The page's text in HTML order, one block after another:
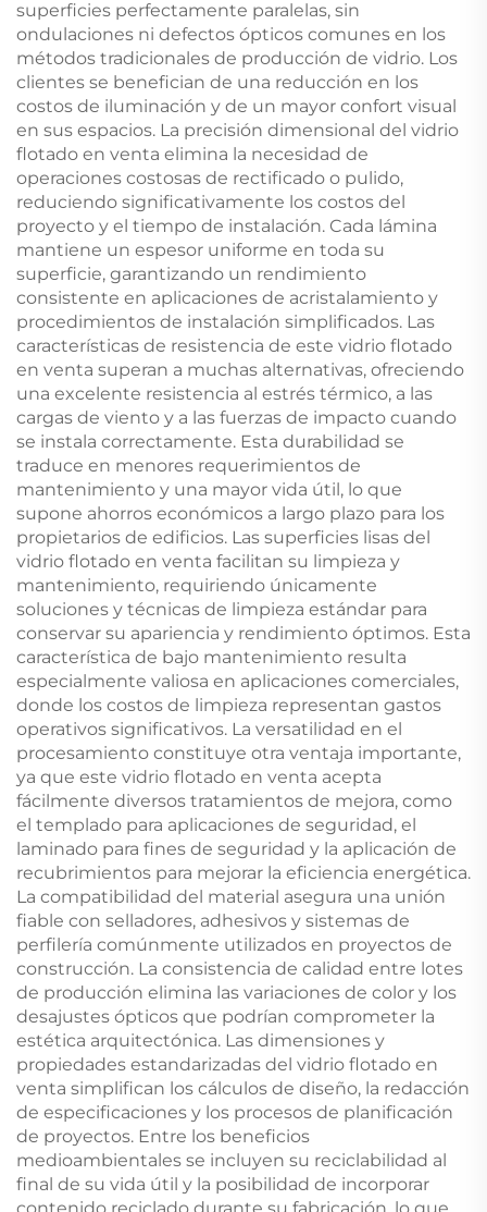
superficies perfectamente paralelas, sin
ondulaciones ni defectos ópticos comunes en los
métodos tradicionales de producción de vidrio. Los
clientes se benefician de una reducción en los
costos de iluminación y de un mayor confort visual
en sus espacios. La precisión dimensional del vidrio
flotado en venta elimina la necesidad de
operaciones costosas de rectificado o pulido,
reduciendo significativamente los costos del
proyecto y el tiempo de instalación. Cada lámina
mantiene un espesor uniforme en toda su
superficie, garantizando un rendimiento
consistente en aplicaciones de acristalamiento y
procedimientos de instalación simplificados. Las
características de resistencia de este vidrio flotado
en venta superan a muchas alternativas, ofreciendo
una excelente resistencia al estrés térmico, a las
cargas de viento y a las fuerzas de impacto cuando
se instala correctamente. Esta durabilidad se
traduce en menores requerimientos de
mantenimiento y una mayor vida útil, lo que
supone ahorros económicos a largo plazo para los
propietarios de edificios. Las superficies lisas del
vidrio flotado en venta facilitan su limpieza y
mantenimiento, requiriendo únicamente
soluciones y técnicas de limpieza estándar para
conservar su apariencia y rendimiento óptimos. Esta
característica de bajo mantenimiento resulta
especialmente valiosa en aplicaciones comerciales,
donde los costos de limpieza representan gastos
operativos significativos. La versatilidad en el
procesamiento constituye otra ventaja importante,
ya que este vidrio flotado en venta acepta
fácilmente diversos tratamientos de mejora, como
el templado para aplicaciones de seguridad, el
laminado para fines de seguridad y la aplicación de
recubrimientos para mejorar la eficiencia energética.
La compatibilidad del material asegura una unión
fiable con selladores, adhesivos y sistemas de
perfilería comúnmente utilizados en proyectos de
construcción. La consistencia de calidad entre lotes
de producción elimina las variaciones de color y los
desajustes ópticos que podrían comprometer la
estética arquitectónica. Las dimensiones y
propiedades estandarizadas del vidrio flotado en
venta simplifican los cálculos de diseño, la redacción
de especificaciones y los procesos de planificación
de proyectos. Entre los beneficios
medioambientales se incluyen su reciclabilidad al
final de su vida útil y la posibilidad de incorporar